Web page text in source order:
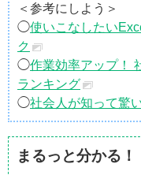
＜参考にしよう＞
◯使いこなしたい
ク
◯作業効率アップ！
ランキング
◯社会人が知って驚
まるっと分かる